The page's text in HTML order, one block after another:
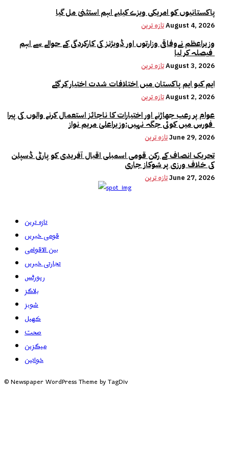
پاکستانیوں کو امریکی ویزے کیلیے اہم استثنیٰ مل گیا
تازہ ترینAugust 4, 2026
وزیراعظم نےوفاقی وزارتوں اور ڈویژنز کی کارکردگی کے حوالے سے اہم
تازہ ترینAugust 3, 2026
ایم کیو ایم پاکستان میں اختلافات شدت اختیار کر گئے
تازہ ترینAugust 2, 2026
عوام پر رعب جھاڑنے اور اختیارات کا ناجائز استعمال کرنے والوں کی پیرا
تازہ ترینJune 29, 2026
تحریک انصاف کے رکن قومی اسمبلی اقبال آفریدی کو پارٹی ڈسپلن
کی خلاف ورزی پر شوکاز جاری
تازہ ترینJune 27, 2026
تازہ ترین
قومی خبریں
بین الاقوامی
تجارتی خبریں
رپورٹس
بلاگز
شوبز
کھیل
صحت
میگزین
خواتین
© Newspaper WordPress Theme by TagDiv